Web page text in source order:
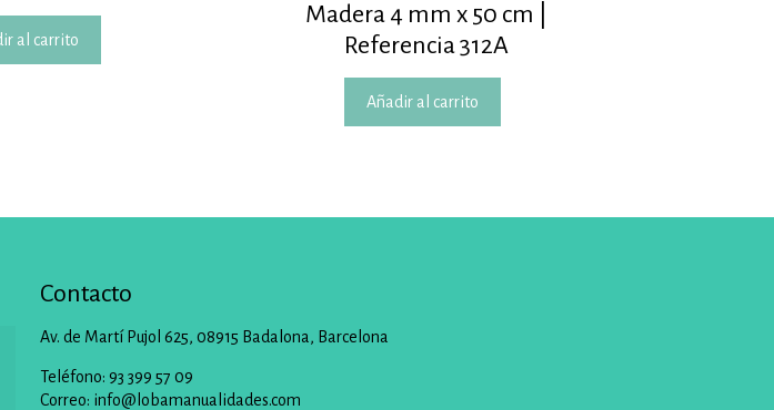
al carrito
Madera 4 mm x 50 cm |
Referencia 312A
Añadir al carrito
Contacto
Av. de Martí Pujol 625, 08915 Badalona, Barcelona
Teléfono: 93 399 57 09
Correo: info@lobamanualidades.com